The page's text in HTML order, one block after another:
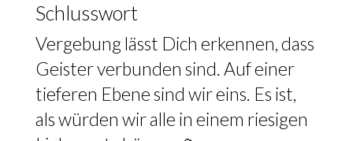
Schlusswort
Vergebung lässt Dich erkennen, dass
Geister verbunden sind. Auf einer
tieferen Ebene sind wir eins. Es ist,
als würden wir alle in einem riesigen